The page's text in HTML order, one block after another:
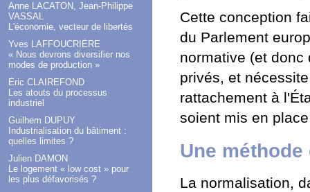
Anne LACATON, Jean-Philippe
VASSAL
L'économie, vecteur de libertés
Yves LAFFOUCRIÈRE
« Nous devrons diversifier nos
modes de production »
Éric CLAIREFOND
Les atouts du processus
industriel
Guilhem DUPUY
Industrialisation du bâtiment :
quelles limites ?
Julien DAMON
Le logement « low cost » pour
les plus défavorisés ?
Cette conception
du Parlement
normative (et
privés, et
rattachement à
soient mis en
Une
La normalisation,